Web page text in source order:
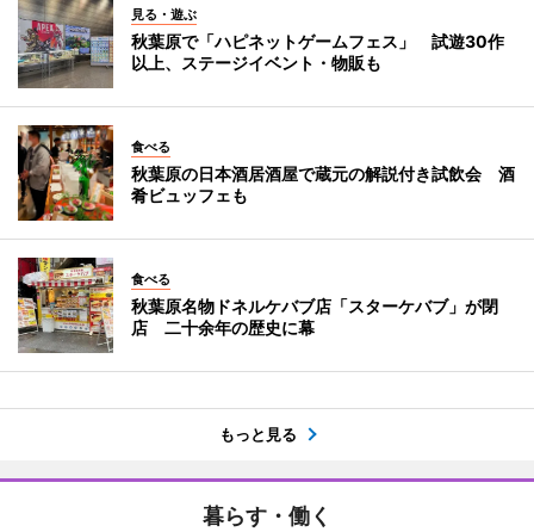
見る・遊ぶ
秋葉原で「ハピネットゲームフェス」 試遊30作
以上、ステージイベント・物販も
食べる
秋葉原の日本酒居酒屋で蔵元の解説付き試飲会 酒
肴ビュッフェも
食べる
秋葉原名物ドネルケバブ店「スターケバブ」が閉
店 二十余年の歴史に幕
もっと見る
暮らす・働く